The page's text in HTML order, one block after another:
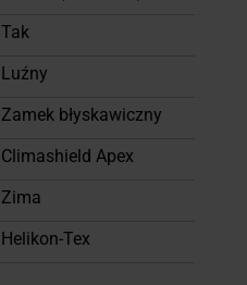
Tak
Luźny
Zamek błyskawiczny
Climashield Apex
Zima
Helikon-Tex